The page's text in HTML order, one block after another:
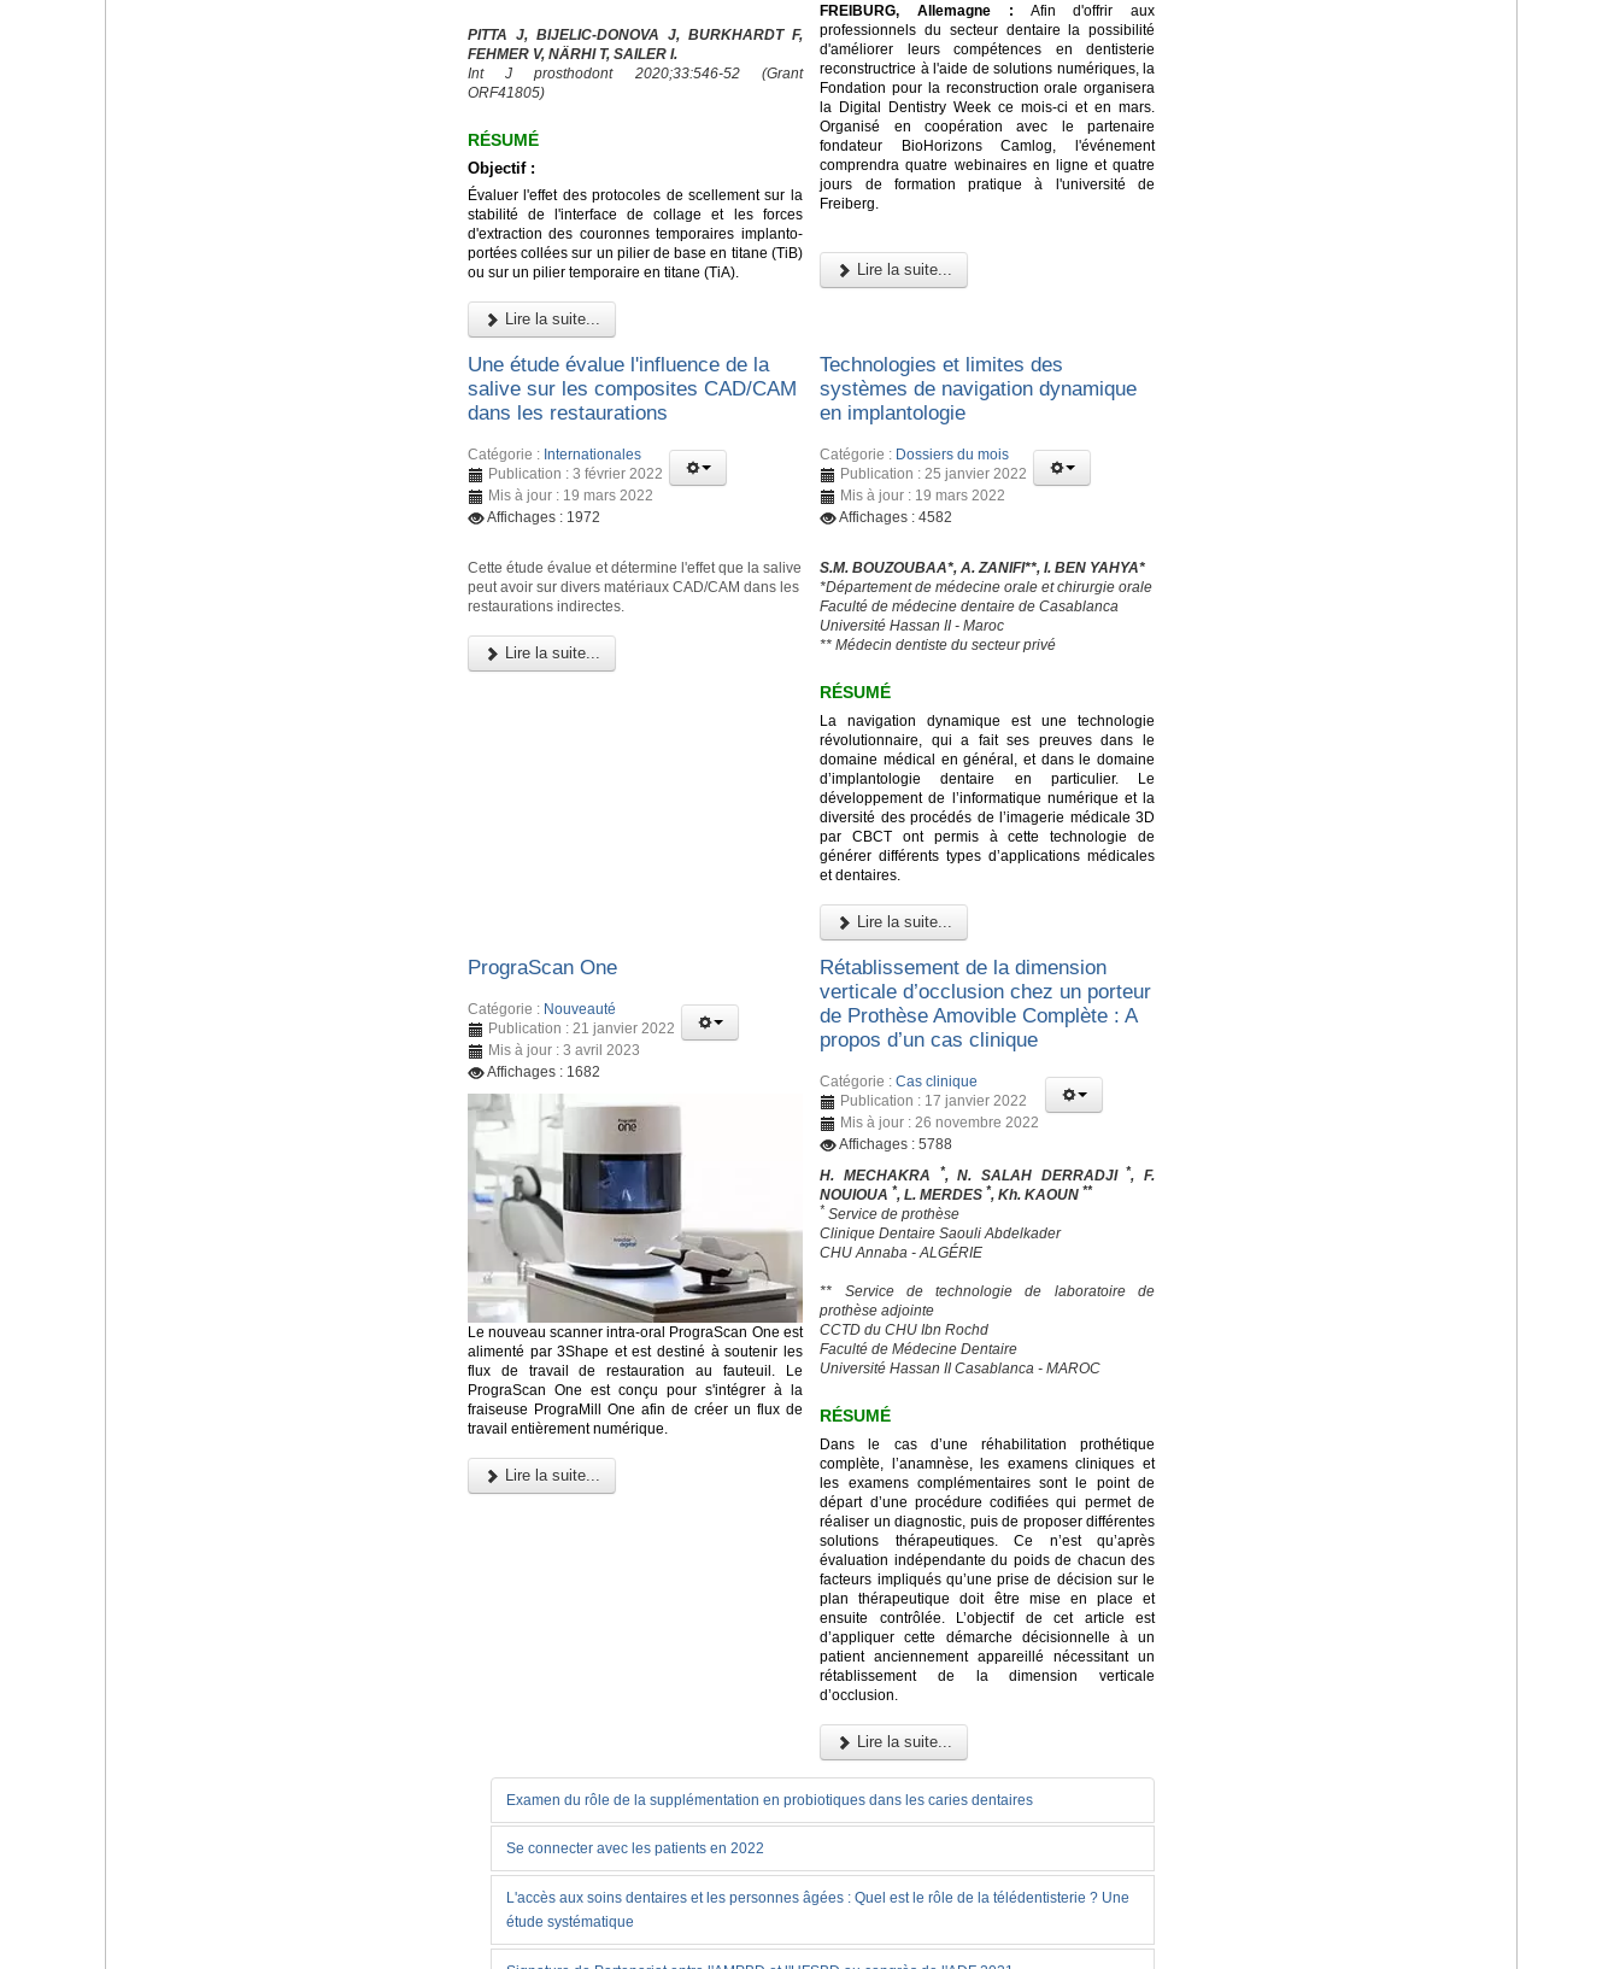
PITTA J, BIJELIC-DONOVA J, BURKHARDT F,
FEHMER V, NÄRHI T, SAILER I.
Int J prosthodont 2020;33:546-52 (Grant
ORF41805)
RÉSUMÉ
Objectif :
Évaluer l'effet des protocoles de scellement sur la
stabilité de l'interface de collage et les forces
d'extraction des couronnes temporaires implanto-
portées collées sur un pilier de base en titane (TiB)
ou sur un pilier temporaire en titane (TiA).
Lire la suite...
FREIBURG, Allemagne : Afin d'offrir aux
professionnels du secteur dentaire la possibilité
d'améliorer leurs compétences en dentisterie
reconstructrice à l'aide de solutions numériques, la
Fondation pour la reconstruction orale organisera
la Digital Dentistry Week ce mois-ci et en mars.
Organisé en coopération avec le partenaire
fondateur BioHorizons Camlog, l'événement
comprendra quatre webinaires en ligne et quatre
jours de formation pratique à l'université de
Freiberg.
Lire la suite...
Une étude évalue l'influence de la
salive sur les composites CAD/CAM
dans les restaurations
Catégorie : Internationales
Publication : 3 février 2022
Mis à jour : 19 mars 2022
Affichages : 1972
Cette étude évalue et détermine l'effet que la salive
peut avoir sur divers matériaux CAD/CAM dans les
restaurations indirectes.
Lire la suite...
Technologies et limites des
systèmes de navigation dynamique
en implantologie
Catégorie : Dossiers du mois
Publication : 25 janvier 2022
Mis à jour : 19 mars 2022
Affichages : 4582
S.M. BOUZOUBAA*, A. ZANIFI**, I. BEN YAHYA*
*Département de médecine orale et chirurgie orale
Faculté de médecine dentaire de Casablanca
Université Hassan II - Maroc
** Médecin dentiste du secteur privé
RÉSUMÉ
La navigation dynamique est une technologie
révolutionnaire, qui a fait ses preuves dans le
domaine médical en général, et dans le domaine
d’implantologie dentaire en particulier. Le
développement de l’informatique numérique et la
diversité des procédés de l’imagerie médicale 3D
par CBCT ont permis à cette technologie de
générer différents types d’applications médicales
et dentaires.
Lire la suite...
PrograScan One
Catégorie : Nouveauté
Publication : 21 janvier 2022
Mis à jour : 3 avril 2023
Affichages : 1682
Le nouveau scanner intra-oral PrograScan One est
alimenté par 3Shape et est destiné à soutenir les
flux de travail de restauration au fauteuil. Le
PrograScan One est conçu pour s'intégrer à la
fraiseuse PrograMill One afin de créer un flux de
travail entièrement numérique.
Lire la suite...
Rétablissement de la dimension
verticale d’occlusion chez un porteur
de Prothèse Amovible Complète : A
propos d’un cas clinique
Catégorie :Cas clinique
Publication : 17 janvier 2022
Mis à jour : 26 novembre 2022
Affichages : 5788
H. MECHAKRA
*, N. SALAH DERRADJI *, F.
NOUIOUA *, L. MERDES *, Kh. KAOUN **
* Service de prothèse
Clinique Dentaire Saouli Abdelkader
CHU Annaba - ALGÉRIE
** Service de technologie de laboratoire de
prothèse adjointe
CCTD du CHU Ibn Rochd
Faculté de Médecine Dentaire
Université Hassan II Casablanca - MAROC
RÉSUMÉ
Dans le cas d’une réhabilitation prothétique
complète, l’anamnèse, les examens cliniques et
les examens complémentaires sont le point de
départ d’une procédure codifiées qui permet de
réaliser un diagnostic, puis de proposer différentes
solutions thérapeutiques. Ce n’est qu’après
évaluation indépendante du poids de chacun des
facteurs impliqués qu’une prise de décision sur le
plan thérapeutique doit être mise en place et
ensuite contrôlée. L’objectif de cet article est
d’appliquer cette démarche décisionnelle à un
patient anciennement appareillé nécessitant un
rétablissement de la dimension verticale
d’occlusion.
Lire la suite...
Examen du rôle de la supplémentation en probiotiques dans les caries dentaires
Se connecter avec les patients en 2022
L'accès aux soins dentaires et les personnes âgées : Quel est le rôle de la télédentisterie ? Une
étude systématique